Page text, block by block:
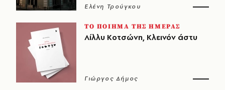
Ελένη Τρούγκου
ΤΟ ΠΟΙΗΜΑ ΤΗΣ ΗΜΕΡΑΣ
Λίλλυ Κοτσώνη, Κλεινόν άστυ
Γιώργος Δήμος